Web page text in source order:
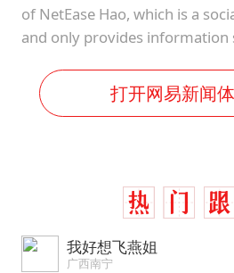
of NetEase Hao, which is a
and only provides information
打开网易新闻
我好想飞燕姐
广西南宁